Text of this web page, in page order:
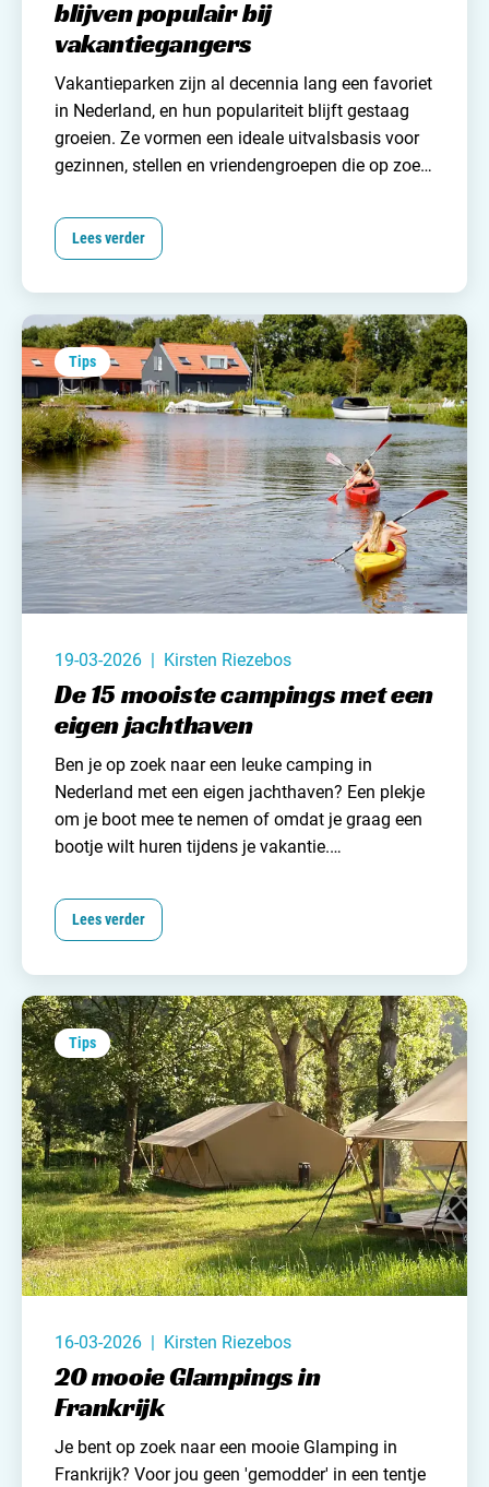
blijven populair bij
vakantiegangers
Vakantieparken zijn al decennia lang een favoriet
in Nederland, en hun populariteit blijft gestaag
groeien. Ze vormen een ideale uitvalsbasis voor
gezinnen, stellen en vriendengroepen die op zoek
veel gedoe. Maar wat maakt deze vakantieparken
zo aantrekkelijk voor zoveel verschillende
bestemmingen?
Lees verder
Tips
19-03-2026 | Kirsten Riezebos
De 15 mooiste campings met een
eigen jachthaven
Ben je op zoek naar een leuke camping in
Nederland met een eigen jachthaven? Een plekje
om je boot mee te nemen of omdat je graag een
bootje wilt huren tijdens je vakantie.
gevonden met ligplaats voor je boot en/of
bootverhuur. Ervaar de vrijheid van het varen op
hieronder snel verder!
Lees verder
Tips
16-03-2026 | Kirsten Riezebos
20 mooie Glampings in
Frankrijk
Je bent op zoek naar een mooie Glamping in
Frankrijk? Voor jou geen 'gemodder' in een tentje